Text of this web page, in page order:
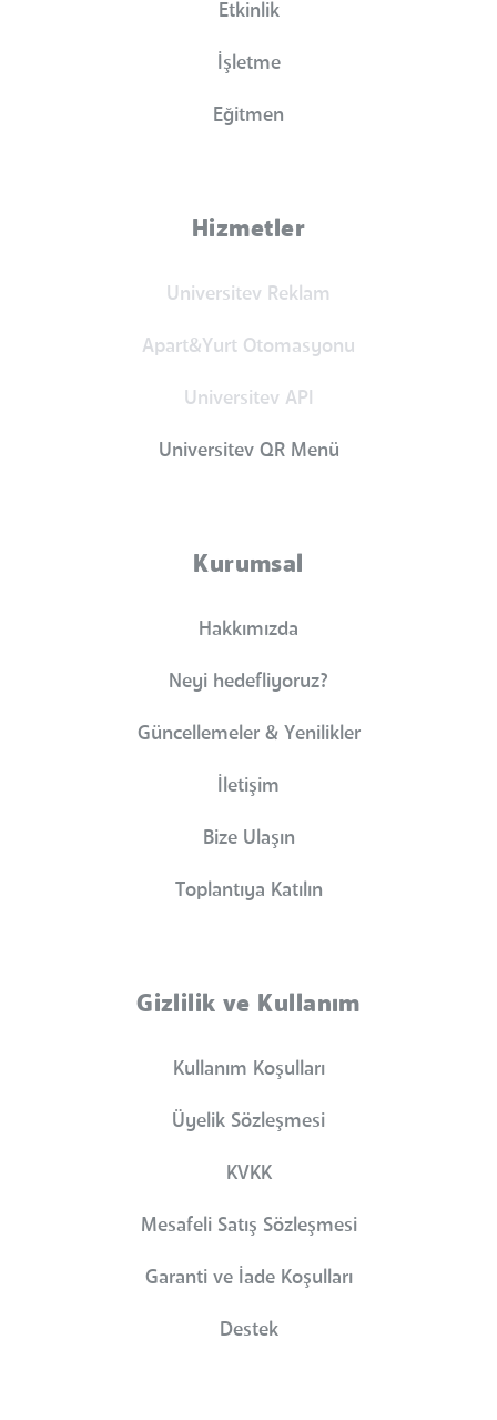
Etkinlik
İşletme
Eğitmen
Hizmetler
Universitev Reklam
Apart&Yurt Otomasyonu
Universitev API
Universitev QR Menü
Kurumsal
Hakkımızda
Neyi hedefliyoruz?
Güncellemeler & Yenilikler
İletişim
Bize Ulaşın
Toplantıya Katılın
Gizlilik ve Kullanım
Kullanım Koşulları
Üyelik Sözleşmesi
KVKK
Mesafeli Satış Sözleşmesi
Garanti ve İade Koşulları
Destek